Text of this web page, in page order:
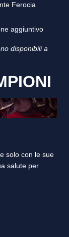
Ferocia
aggiuntivo
disponibili a
solo con le sue
salute per